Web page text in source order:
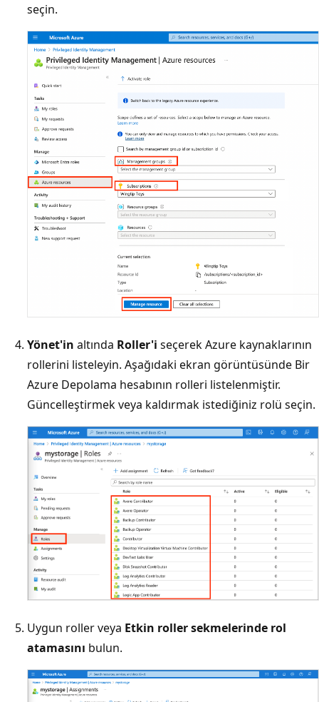
seçin.
Yönet'in altında Roller'i seçerek Azure kaynaklarının
rollerini listeleyin. Aşağıdaki ekran görüntüsünde Bir
Azure Depolama hesabının rolleri listelenmiştir.
Güncelleştirmek veya kaldırmak istediğiniz rolü seçin.
Uygun roller veya Etkin rollersekmelerinde rol
atamasını bulun.